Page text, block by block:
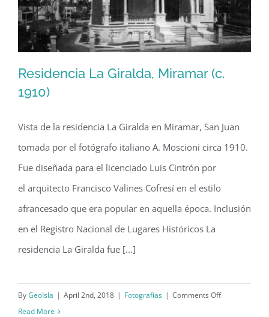
1910)
Residencia La Giralda, Miramar (c.
1910)
Vista de la residencia La Giralda en Miramar, San Juan
tomada por el fotógrafo italiano A. Moscioni circa 1910.
Fue diseñada para el licenciado Luis Cintrón por
el arquitecto Francisco Valines Cofresí en el estilo
afrancesado que era popular en aquella época. Inclusión
en el Registro Nacional de Lugares Históricos La